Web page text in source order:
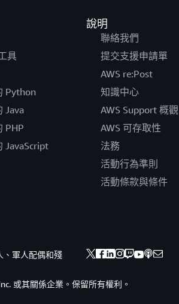
具
Python
Java
PHP
JavaScript
說明
聯絡我們
提交支援申請單
AWS re:Post
知識中心
AWS Support 概觀
AWS 可存取性
法務
活動行為準則
活動條款與條件
、軍人配偶和殘
或其關係企業。保留所有權利。